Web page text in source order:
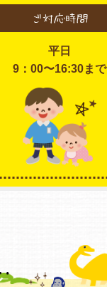
ご対応時間
平日
9：00〜16:30まで